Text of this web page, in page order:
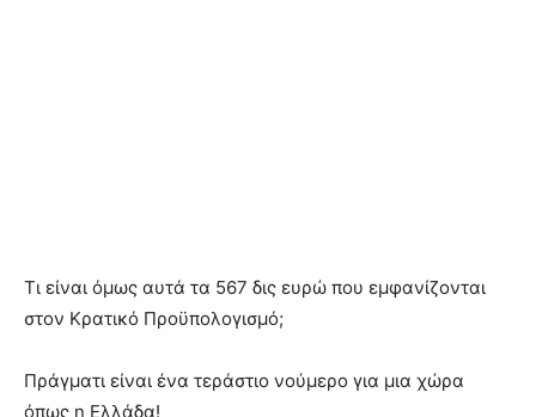
Τι είναι όμως αυτά τα 567 δις ευρώ που εμφανίζονται
στον Κρατικό Προϋπολογισμό;
Πράγματι είναι ένα τεράστιο νούμερο για μια χώρα
όπως η Ελλάδα!